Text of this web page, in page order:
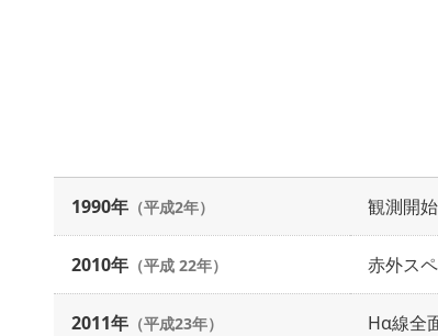
1990年 （平成2年） 観測開始
2010年 （平成 22年） 赤外ス
2011年 （平成23年） Hα線全